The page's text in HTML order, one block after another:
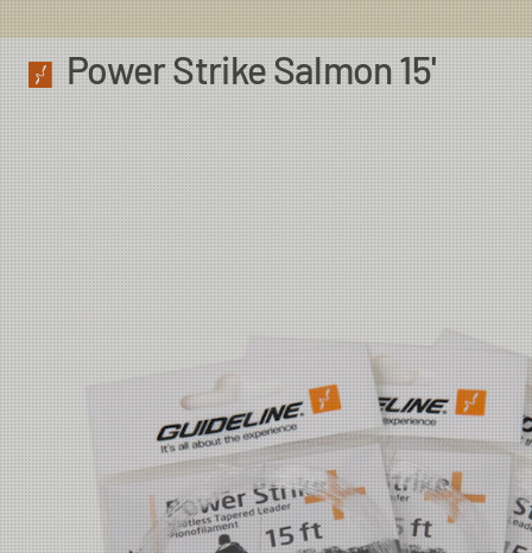
Power Strike Salmon 15'